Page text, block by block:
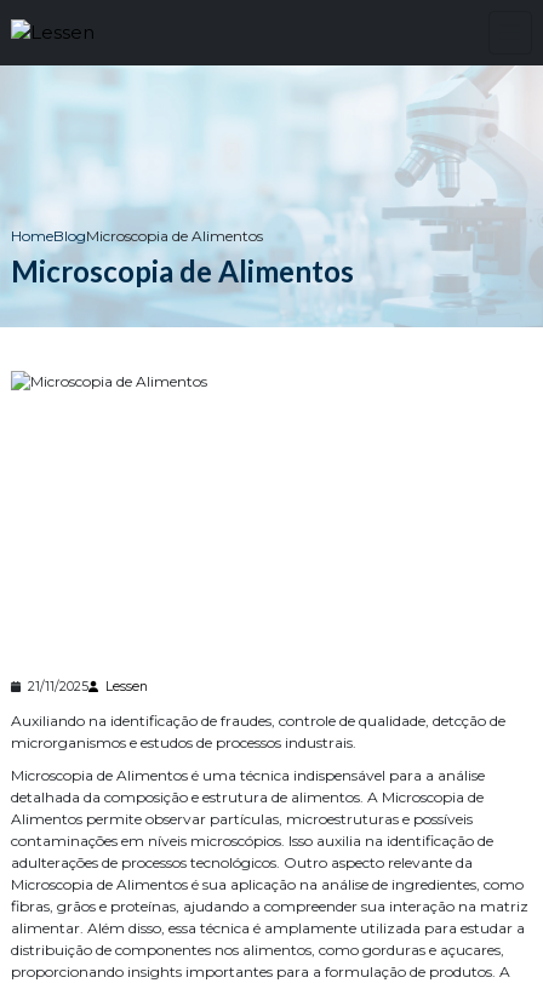
HomeBlogMicroscopia de Alimentos
Microscopia de Alimentos
21/11/2025 Lessen
Auxiliando na identificação de fraudes, controle de qualidade, detcção de
microrganismos e estudos de processos industrais.
Microscopia de Alimentos é uma técnica indispensável para a análise
detalhada da composição e estrutura de alimentos. A Microscopia de
Alimentos permite observar partículas, microestruturas e possíveis
contaminações em níveis microscópios. Isso auxilia na identificação de
adulterações de processos tecnológicos. Outro aspecto relevante da
Microscopia de Alimentos é sua aplicação na análise de ingredientes, como
fibras, grãos e proteínas, ajudando a compreender sua interação na matriz
alimentar. Além disso, essa técnica é amplamente utilizada para estudar a
distribuição de componentes nos alimentos, como gorduras e açucares,
proporcionando insights importantes para a formulação de produtos. A